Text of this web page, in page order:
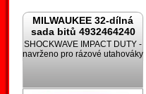
MILWAUKEE 32-dílná
sada bitů 4932464240
SHOCKWAVE IMPACT DUTY -
navrženo pro rázové utahováky